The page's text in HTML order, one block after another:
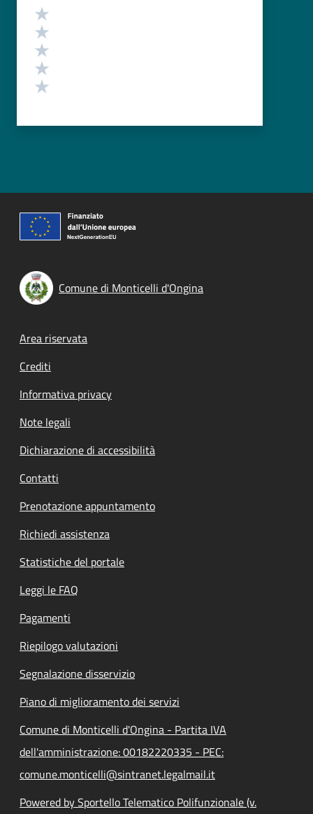
Valutazione
Comune di Monticelli d'Ongina
Footer menu
Area riservata
Crediti
Informativa privacy
Note legali
Dichiarazione di accessibilità
Contatti
Prenotazione appuntamento
Richiedi assistenza
Statistiche del portale
Leggi le FAQ
Pagamenti
Riepilogo valutazioni
Segnalazione disservizio
Piano di miglioramento dei servizi
Comune di Monticelli d'Ongina - Partita IVA
dell'amministrazione: 00182220335 - PEC:
comune.monticelli@sintranet.legalmail.it
Powered by Sportello Telematico Polifunzionale (v.